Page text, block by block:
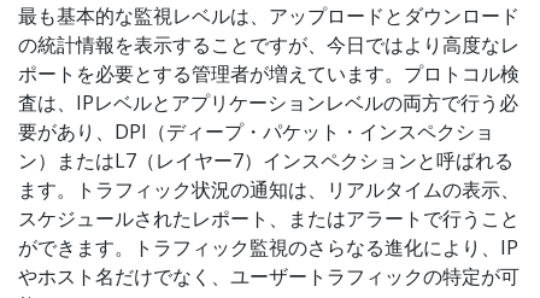
最も基本的な監視レベルは、アップロードとダウンロード
の統計情報を表示することですが、今日ではより高度なレ
ポートを必要とする管理者が増えています。プロトコル検
査は、IPレベルとアプリケーションレベルの両方で行う必
要があり、DPI（ディープ・パケット・インスペクショ
ン）またはL7（レイヤー7）インスペクションと呼ばれる
ます。トラフィック状況の通知は、リアルタイムの表示、
スケジュールされたレポート、またはアラートで行うこと
ができます。トラフィック監視のさらなる進化により、IP
やホスト名だけでなく、ユーザートラフィックの特定が可